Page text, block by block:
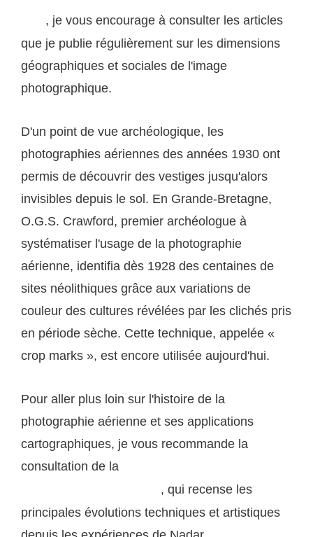
, je vous encourage à consulter les articles
que je publie régulièrement sur les dimensions
géographiques et sociales de l'image
photographique.
D'un point de vue archéologique, les
photographies aériennes des années 1930 ont
permis de découvrir des vestiges jusqu'alors
invisibles depuis le sol. En Grande-Bretagne,
O.G.S. Crawford, premier archéologue à
systématiser l'usage de la photographie
aérienne, identifia dès 1928 des centaines de
sites néolithiques grâce aux variations de
couleur des cultures révélées par les clichés pris
en période sèche. Cette technique, appelée «
crop marks », est encore utilisée aujourd'hui.
Pour aller plus loin sur l'histoire de la
photographie aérienne et ses applications
cartographiques, je vous recommande la
consultation de la
, qui recense les
principales évolutions techniques et artistiques